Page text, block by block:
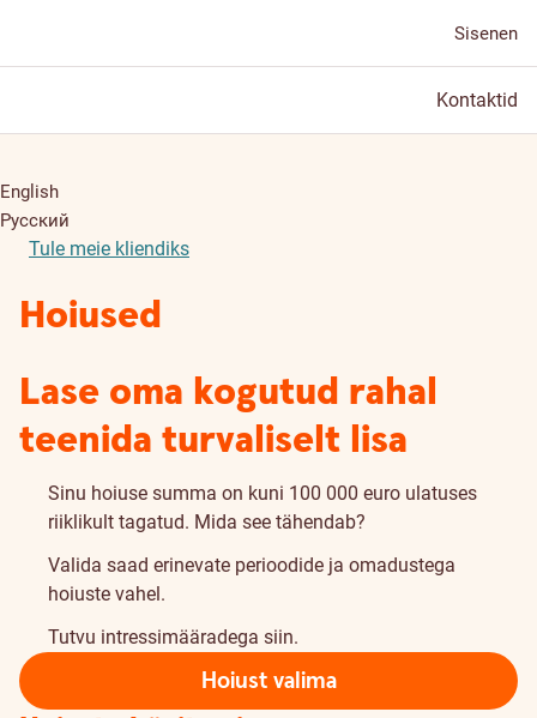
Sisenen
Kontaktid
English
Русский
Tule meie kliendiks
Hoiused
Lase oma kogutud rahal
teenida turvaliselt lisa
Sinu hoiuse summa on kuni 100 000 euro ulatuses
riiklikult tagatud. Mida see tähendab?
Valida saad erinevate perioodide ja omadustega
hoiuste vahel.
Tutvu intressimääradega siin.
Hoiust valima